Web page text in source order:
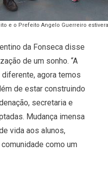
e o Prefeito Angelo Guerreiro
da Fonseca disse
de um sonho. “A
agora temos
de estar construindo
secretaria e
Mudança imensa
vida aos alunos,
como um